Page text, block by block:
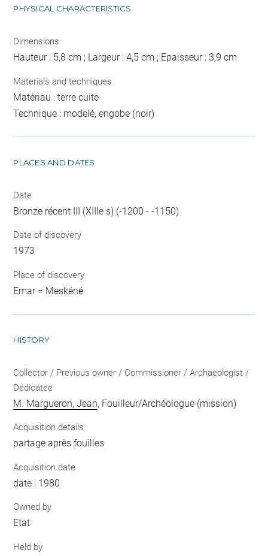
PHYSICAL CHARACTERISTICS
Dimensions
Hauteur : 5,8 cm ; Largeur : 4,5 cm ; Epaisseur : 3,9 cm
Materials and techniques
Matériau : terre cuite
Technique : modelé, engobe (noir)
PLACES AND DATES
Date
Bronze récent III (XIIIe s) (-1200 - -1150)
Date of discovery
1973
Place of discovery
Emar = Meskéné
HISTORY
Collector / Previous owner / Commissioner / Archaeologist /
Dedicatee
M. Margueron, Jean, Fouilleur/Archéologue (mission)
Acquisition details
partage après fouilles
Acquisition date
date : 1980
Owned by
Etat
Held by